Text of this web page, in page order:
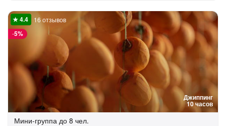
Джиппинг
10 часов
-5%
16 отзывов
Мини-группа до 8 чел.